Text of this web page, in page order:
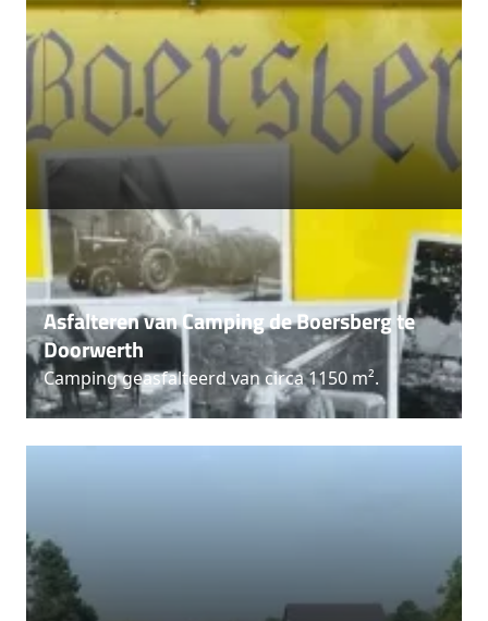
Asfalteren van Camping de Boersberg te
Doorwerth
Camping geasfalteerd van circa 1150 m².